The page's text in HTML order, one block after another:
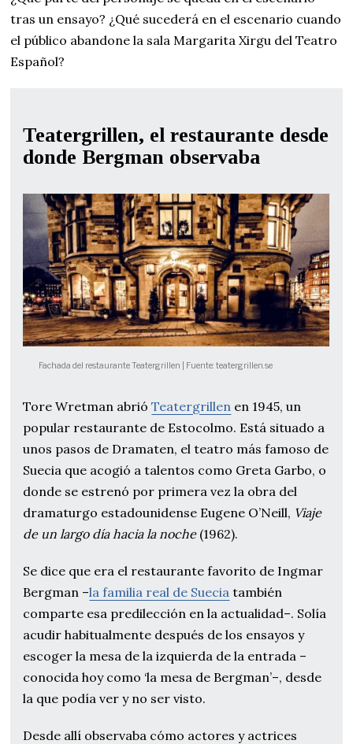
tras un ensayo? ¿Qué sucederá en el escenario cuando
el público abandone la sala Margarita Xirgu del Teatro
Español?
Teatergrillen, el restaurante desde
donde Bergman observaba
Fachada del restaurante Teatergrillen | Fuente: teatergrillen.se
Tore Wretman abrióTeatergrillen en 1945, un
popular restaurante de Estocolmo. Está situado a
unos pasos de Dramaten, el teatro más famoso de
Suecia que acogió a talentos como Greta Garbo, o
donde se estrenó por primera vez la obra del
dramaturgo estadounidense Eugene O’Neill, Viaje
de un largo día hacia la noche(1962).
Se dice que era el restaurante favorito de Ingmar
Bergman –la familia real de Suecia también
comparte esa predilección en la actualidad–. Solía
acudir habitualmente después de los ensayos y
escoger la mesa de la izquierda de la entrada –
conocida hoy como ‘la mesa de Bergman’–, desde
la que podía ver y no ser visto.
Desde allí observaba cómo actores y actrices